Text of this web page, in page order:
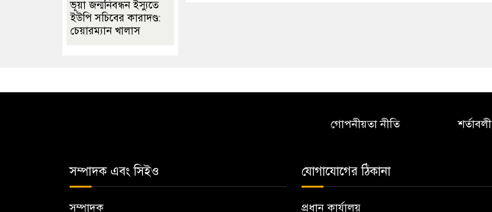
ভূয়া জন্মনিবন্ধন ইস্যুতে
ইউপি সচিবের কারাদণ্ড:
চেয়ারম্যান খালাস
গোপনীয়তা নীতি শর্তাবলী
সম্পাদক এবং সিইও
সম্পাদক
যোগাযোগের ঠিকানা
প্রধান কার্যালয়